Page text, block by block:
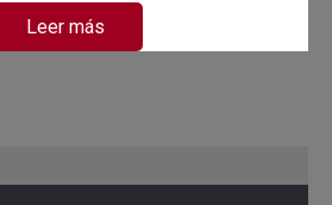
7755
484-9980 ó 57 (601) 343-1111,
Leer más